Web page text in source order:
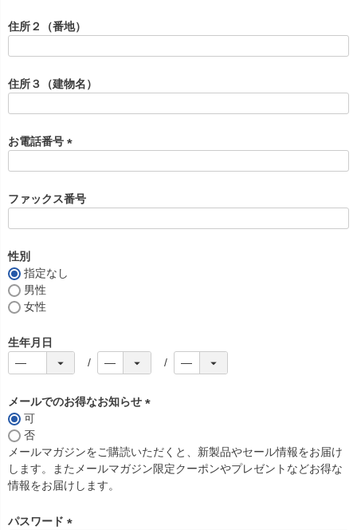
)
住所２（番地）
住所３（建物名）
お電話番号
須
)
ファックス番号
性別
指定なし
男性
女性
生年月日
メールでのお得なお知らせ
須
)
可
否
メールマガジンをご購読いただくと、新製品やセール情報をお届け
します。またメールマガジン限定クーポンやプレゼントなどお得な
情報をお届けします。
パスワード